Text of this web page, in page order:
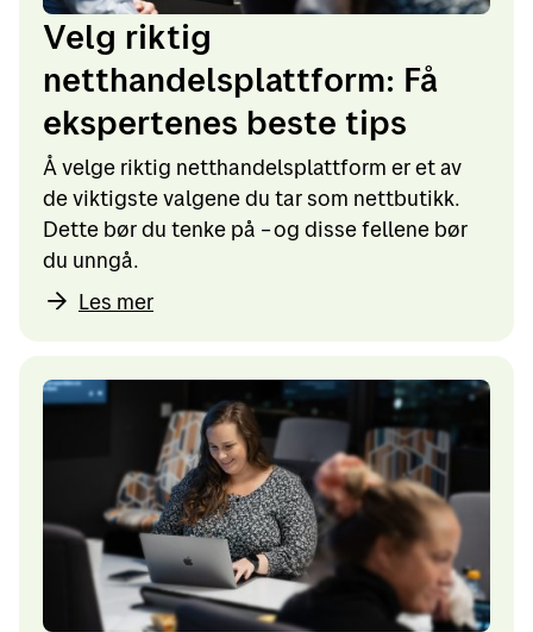
Velg riktig
netthandelsplattform: Få
ekspertenes beste tips
Å velge riktig netthandelsplattform er et av
de viktigste valgene du tar som nettbutikk.
Dette bør du tenke på – og disse fellene bør
du unngå.
Les mer